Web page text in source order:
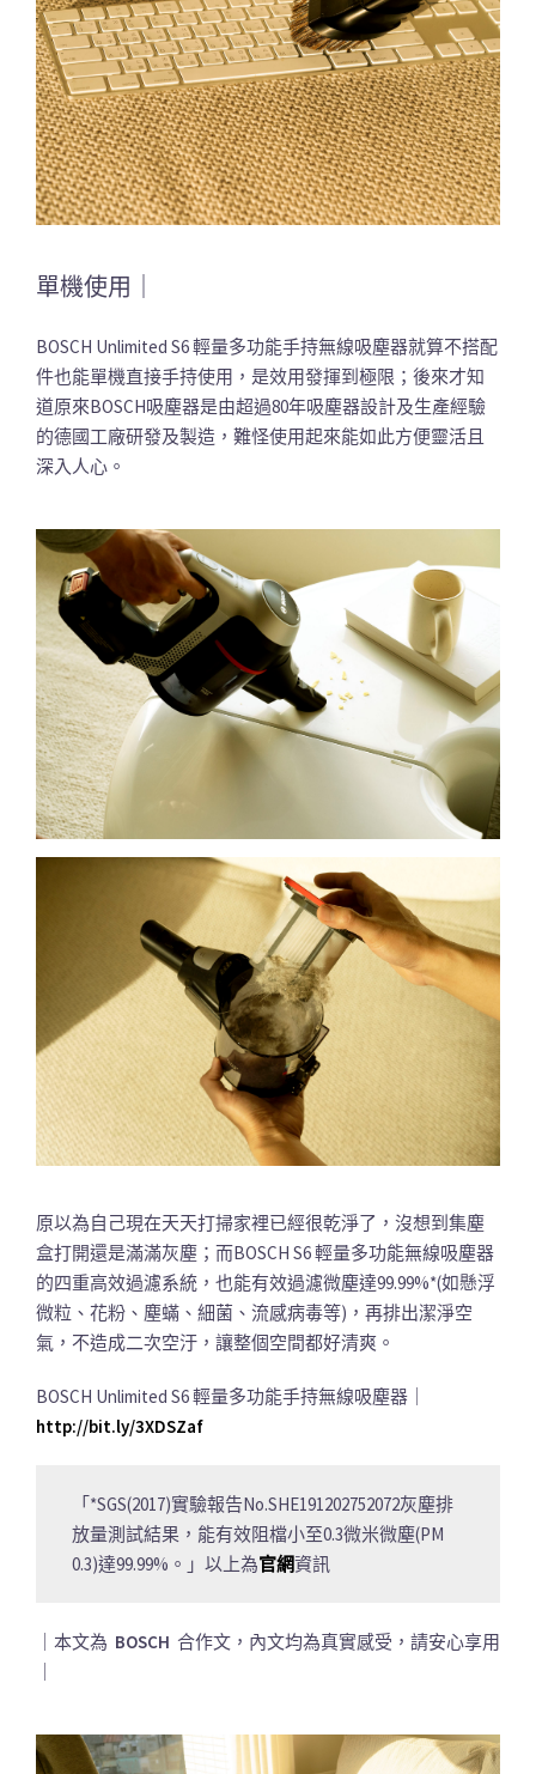
單機使用｜
BOSCH Unlimited S6 輕量多功能手持無線吸塵器就算不搭配
件也能單機直接手持使用，是效用發揮到極限；後來才知
道原來BOSCH吸塵器是由超過80年吸塵器設計及生產經驗
的德國工廠研發及製造，難怪使用起來能如此方便靈活且
深入人心。
原以為自己現在天天打掃家裡已經很乾淨了，沒想到集塵
盒打開還是滿滿灰塵；而BOSCH S6 輕量多功能無線吸塵器
的四重高效過濾系統，也能有效過濾微塵達99.99%*(如懸浮
微粒、花粉、塵蟎、細菌、流感病毒等)，再排出潔淨空
氣，不造成二次空汙，讓整個空間都好清爽。
BOSCH Unlimited S6 輕量多功能手持無線吸塵器｜
http://bit.ly/3XDSZaf
「*SGS(2017)實驗報告No.SHE191202752072灰塵排
放量測試結果，能有效阻檔小至0.3微米微塵(PM
0.3)達99.99%。」以上為官網資訊
｜本文為 BOSCH 合作文，內文均為真實感受，請安心享用